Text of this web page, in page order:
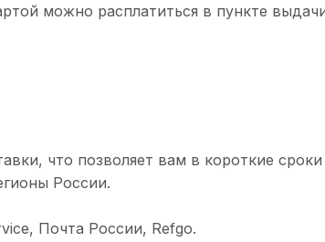
можно расплатиться в пункте
что позволяет вам в короткие сроки
России.
Почта России, Refgo.